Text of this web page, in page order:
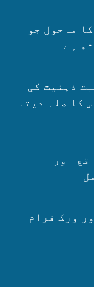
ماحول جو
ہے
ذہنیت کی
کا صلہ دیتا
اور
ورک فرام